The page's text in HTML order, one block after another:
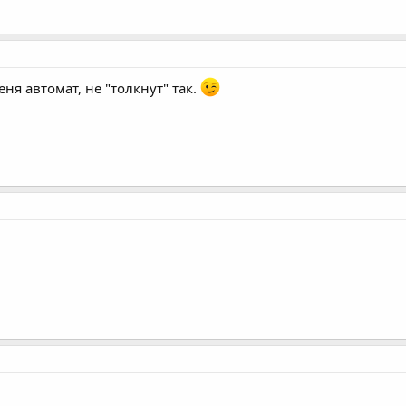
автомат, не "толкнут" так.